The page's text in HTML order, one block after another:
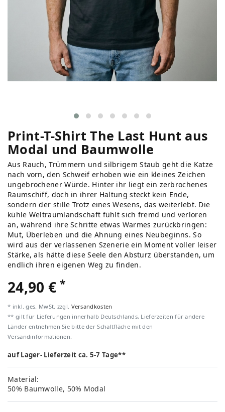
Print-T-Shirt The Last Hunt aus
Modal und Baumwolle
Aus Rauch, Trümmern und silbrigem Staub geht die Katze
nach vorn, den Schweif erhoben wie ein kleines Zeichen
ungebrochener Würde. Hinter ihr liegt ein zerbrochenes
Raumschiff, doch in ihrer Haltung steckt kein Ende,
sondern der stille Trotz eines Wesens, das weiterlebt. Die
kühle Weltraumlandschaft fühlt sich fremd und verloren
an, während ihre Schritte etwas Warmes zurückbringen:
Mut, Überleben und die Ahnung eines Neubeginns. So
wird aus der verlassenen Szenerie ein Moment voller leiser
Stärke, als hätte diese Seele den Absturz überstanden, um
endlich ihren eigenen Weg zu finden.
24,90 €*
* inkl. ges. MwSt. zzgl. Versandkosten
** gilt für Lieferungen innerhalb Deutschlands, Lieferzeiten für andere
Länder entnehmen Sie bitte der Schaltfläche mit den
Versandinformationen.
auf Lager- Lieferzeit ca. 5-7 Tage**
Material:
50% Baumwolle, 50% Modal